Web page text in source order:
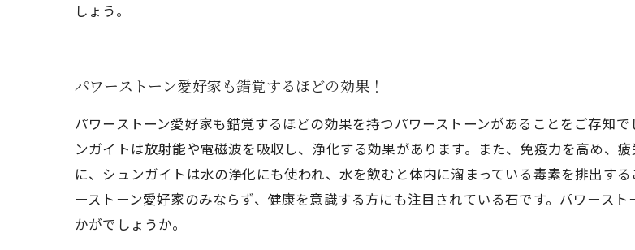
しょう。
パワーストーン愛好家も錯覚するほどの効果！
パワーストーン愛好家も錯覚するほどの効果を持つパワーストーンがあることをご存知
ンガイトは放射能や電磁波を吸収し、浄化する効果があります。また、免疫力を高め、
に、シュンガイトは水の浄化にも使われ、水を飲むと体内に溜まっている毒素を排出す
ーストーン愛好家のみならず、健康を意識する方にも注目されている石です。パワース
かがでしょうか。